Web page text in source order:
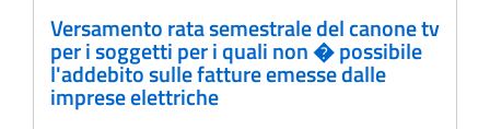
Versamento rata semestrale del canone tv
per i soggetti per i quali non � possibile
l'addebito sulle fatture emesse dalle
imprese elettriche